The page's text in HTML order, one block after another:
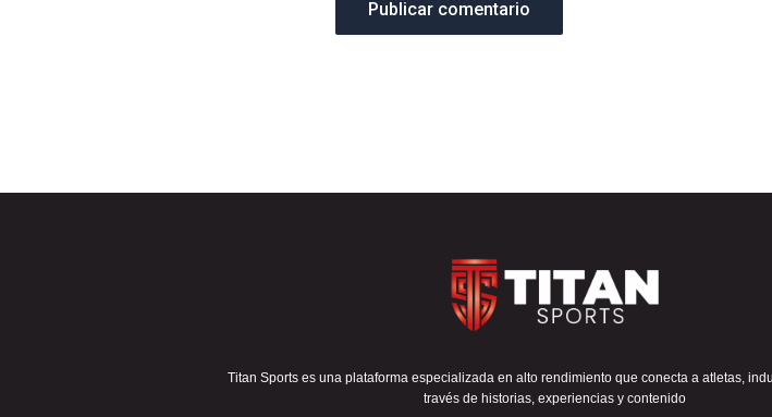
Titan Sports es una plataforma especializada en alto rendimiento que conecta a atletas,
través de historias, experiencias y contenido